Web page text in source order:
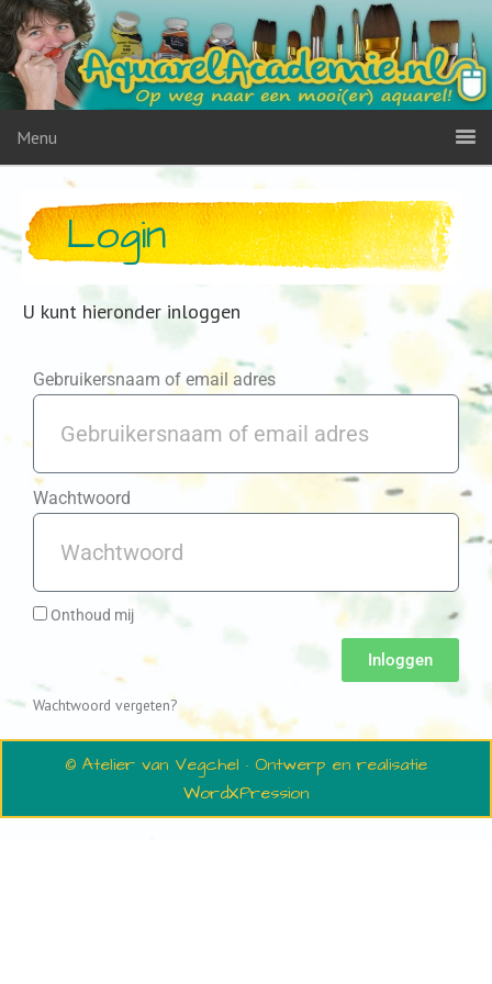
Menu
Login
U kunt hieronder inloggen
Gebruikersnaam of email adres
Wachtwoord
Onthoud mij
Inloggen
Wachtwoord vergeten?
© Atelier van Vegchel · Ontwerp en realisatie
WordXPression